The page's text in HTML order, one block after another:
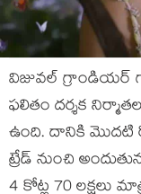
విజువల్ గ్రాండియర్
ఫలితం దర్శక
ఉంది. దానికి మొదటి
ట్రేడ్ నుంచి
4 కోట్ల 70 లక్షలు